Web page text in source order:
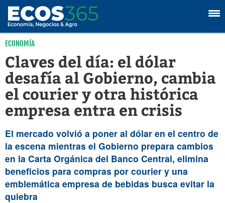
ECONOMÍA
Claves del día: el dólar
desafía al Gobierno, cambia
el courier y otra histórica
empresa entra en crisis
El mercado volvió a poner al dólar en el centro de
la escena mientras el Gobierno prepara cambios
en la Carta Orgánica del Banco Central, elimina
beneficios para compras por courier y una
emblemática empresa de bebidas busca evitar la
quiebra